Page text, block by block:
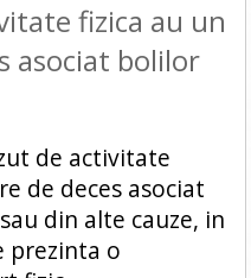
fizica au un
asociat bolilor
de activitate
de deces asociat
din alte cauze, in
prezinta o